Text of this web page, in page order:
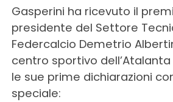
Gasperini ha ricevuto il
presidente del Settore
Federcalcio Demetrio
centro sportivo
le sue prime dichiarazioni
speciale: